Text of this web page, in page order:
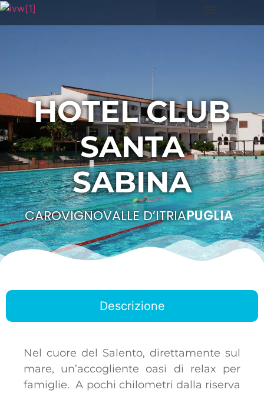
HOTEL CLUB
SANTA
SABINA
CAROVIGNOVALLE D’ITRIAPUGLIA
Descrizione
Nel cuore del Salento, direttamente sul
mare, un’accogliente oasi di relax per
famiglie. A pochi chilometri dalla riserva